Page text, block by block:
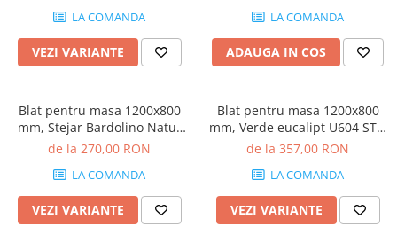
LA COMANDA
VEZI VARIANTE
LA COMANDA
ADAUGA IN COS
Blat pentru masa 1200x800
mm, Stejar Bardolino Natur
H1145 ST10, grosime 18 mm
de la 270,00 RON
LA COMANDA
VEZI VARIANTE
Blat pentru masa 1200x800
mm, Verde eucalipt U604 ST9,
grosime 18 mm
de la 357,00 RON
LA COMANDA
VEZI VARIANTE